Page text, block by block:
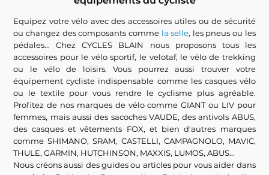
Equipez votre vélo avec des accessoires utiles ou de sécurité
ou changez des composants comme la selle, les pneus ou les
pédales... Chez CYCLES BLAIN nous proposons tous les
accessoires pour le vélo sportif, le velotaf, le vélo de trekking
ou le vélo de loisirs. Vous pourrez aussi trouver votre
équipement cycliste indispensable comme les casques vélo
ou le textile pour vous rendre le cyclisme plus agréable.
Profitez de nos marques de vélo comme GIANT ou LIV pour
femmes, mais aussi des sacoches VAUDE, des antivols ABUS,
des casques et vêtements FOX, et bien d'autres marques
comme SHIMANO, SRAM, CASTELLI, CAMPAGNOLO, MAVIC,
THULE, GARMIN, HUTCHINSON, MAXXIS, LUMOS, ABUS...
Nous créons aussi des guides ou articles pour vous aider dans